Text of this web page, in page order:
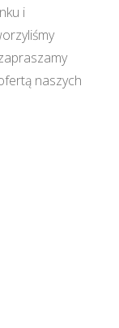
i
naszych